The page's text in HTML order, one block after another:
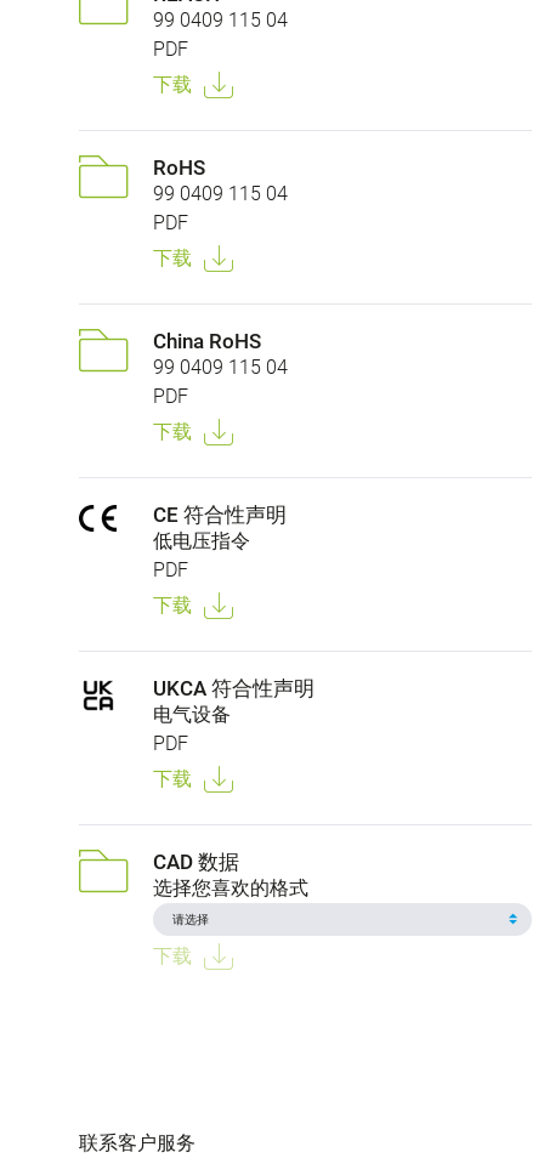
99 0409 115 04
PDF
下载
RoHS
99 0409 115 04
PDF
下载
China RoHS
99 0409 115 04
PDF
下载
CE 符合性声明
低电压指令
PDF
下载
UKCA 符合性声明
电气设备
PDF
下载
CAD 数据
选择您喜欢的格式
下载
联系客户服务